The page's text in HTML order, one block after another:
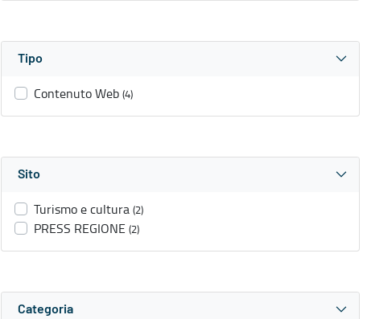
Tipo
Contenuto Web (4)
Sito
Turismo e cultura (2)
PRESS REGIONE (2)
Categoria